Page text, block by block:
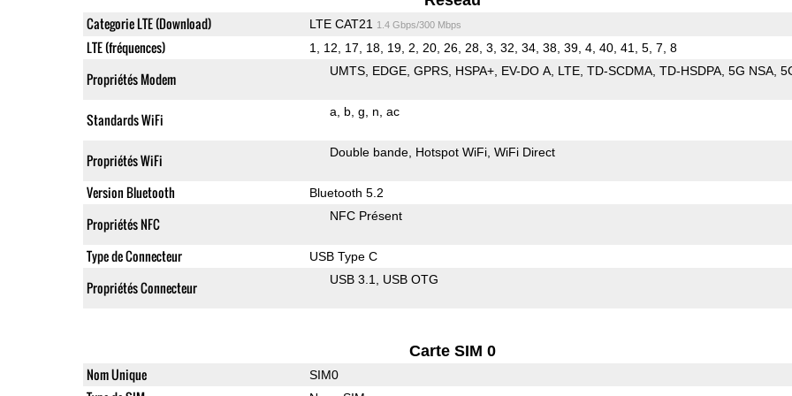
Categorie LTE (Download) LTE CAT21 1.4 Gbps/300 Mbps
LTE (fréquences) 1, 12, 17, 18, 19, 2, 20, 26, 28, 3, 32, 34, 38, 39, 4, 40, 41, 5, 7, 8
Propriétés Modem UMTS EDGE GPRS HSPA+ EV-DO A LTE TD-SCDMA TD-HSDPA 5G NSA
Standards WiFi a b g n ac
Propriétés WiFi Double bande Hotspot WiFi WiFi Direct
Version Bluetooth Bluetooth 5.2
Propriétés NFC NFC Présent
Type de Connecteur USB Type C
Propriétés Connecteur USB 3.1 USB OTG
Carte SIM 0
Nom Unique SIM0